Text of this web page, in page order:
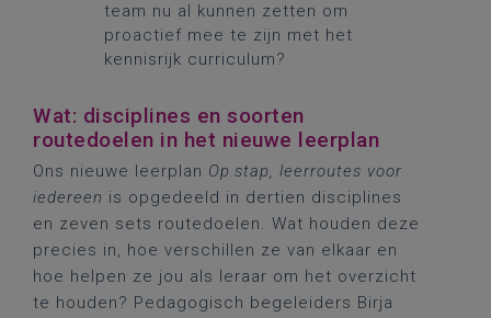
team nu al kunnen zetten om
proactief mee te zijn met het
kennisrijk curriculum?
Wat: disciplines en soorten
routedoelen in het nieuwe leerplan
Ons nieuwe leerplan Op.stap, leerroutes voor
iedereen is opgedeeld in dertien disciplines
en zeven sets routedoelen. Wat houden deze
precies in, hoe verschillen ze van elkaar en
hoe helpen ze jou als leraar om het overzicht
te houden? Pedagogisch begeleiders Birja